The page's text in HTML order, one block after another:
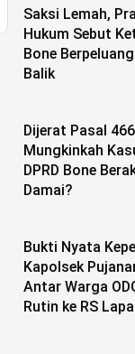
Saksi Lemah,
Hukum Sebut
Bone
Balik
Dijerat Pasal 466
Mungkinkah
DPRD Bone
Damai?
Bukti Nyata
Kapolsek
Antar Warga
Rutin ke RS